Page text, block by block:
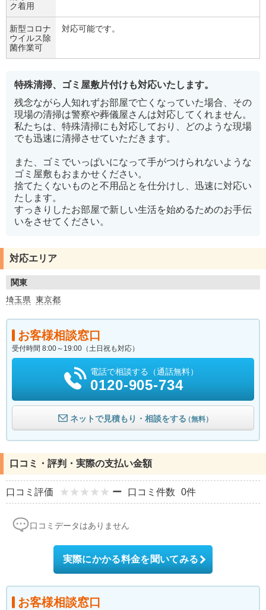
ク着用
新型コロナ
ウイルス除
菌作業可
対応可能です。
特殊清掃、ゴミ屋敷片付けも対応いたします。
残念ながら人知れずお部屋で亡くなっていた場合、その
現場の清掃は警察や葬儀屋さんは対応してくれません。
私たちは、特殊清掃にも対応しており、どのような現場
でも迅速に清掃させていただきます。
また、ゴミでいっぱいになって手がつけられないような
ゴミ屋敷もおまかせください。
捨てたくないものと不用品とを仕分けし、迅速に対応い
たします。
すっきりしたお部屋で新しい生活を始めるためのお手伝
いをさせてください。
対応エリア
関東
埼玉県 東京都
お客様相談窓口
受付時間 8:00～19:00（土日祝も対応）
電話で相談する（通話無料）
0120-905-734
ネットで見積もり・相談をする（無料）
口コミ・評判・実際の支払い金額
口コミ評価 ー 口コミ件数 0件
口コミデータはありません
実際にかかる料金を聞いてみる
お客様相談窓口